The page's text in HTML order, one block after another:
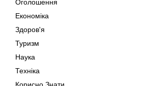
Оголошення
Економіка
Здоров'я
Туризм
Наука
Техніка